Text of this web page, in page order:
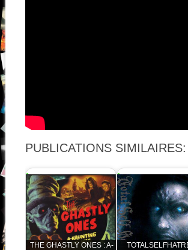
PUBLICATIONS SIMILAIRES:
THE GHASTLY ONES : A-